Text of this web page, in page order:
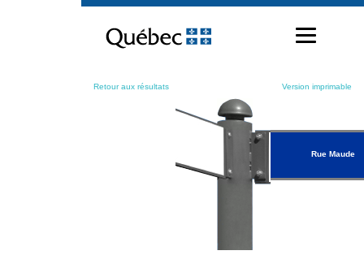
contenu
Retour aux résultats Version imprimable
Rue Maude